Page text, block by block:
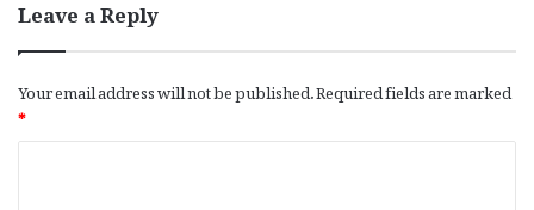
Leave a Reply
Your email address will not be published.Required fields are marked
*